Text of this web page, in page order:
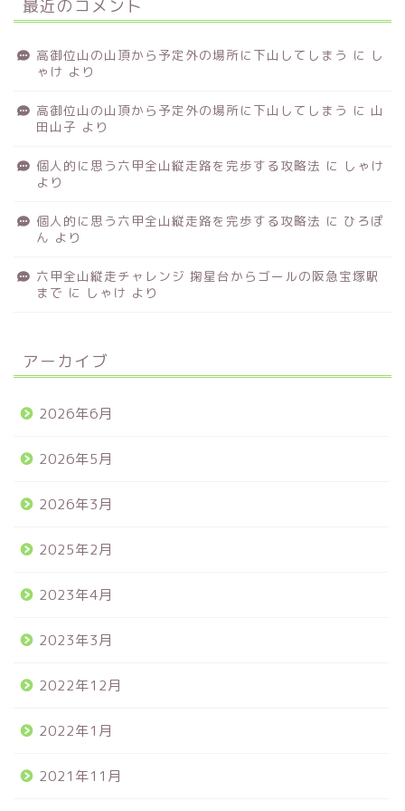
最近のコメント
高御位山の山頂から予定外の場所に下山してしまう に し
ゃけ より
高御位山の山頂から予定外の場所に下山してしまう に 山
田山子 より
個人的に思う六甲全山縦走路を完歩する攻略法 に しゃけ
より
個人的に思う六甲全山縦走路を完歩する攻略法 に ひろぽ
ん より
六甲全山縦走チャレンジ 掬星台からゴールの阪急宝塚駅
まで に しゃけ より
アーカイブ
2026年6月
2026年5月
2026年3月
2025年2月
2023年4月
2023年3月
2022年12月
2022年1月
2021年11月